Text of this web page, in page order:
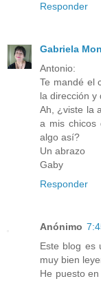
Responder
Gabriela
Antonio:
Te mandé el
la dirección y
Ah, ¿viste la
a mis chicos
algo así?
Un abrazo
Gaby
Responder
Anónimo
Este blog es
muy bien
He puesto